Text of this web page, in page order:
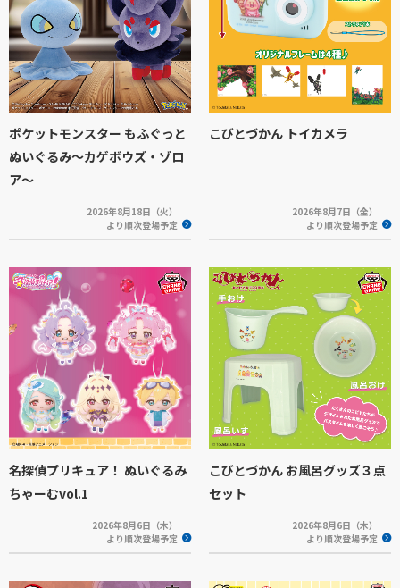
ポケットモンスター もふぐっと
ぬいぐるみ～カゲボウズ・ゾロ
ア～
2026年8月18日（火）
より順次登場予定
こびとづかん トイカメラ
2026年8月7日（金）
より順次登場予定
名探偵プリキュア！ ぬいぐるみ
ちゃーむvol.1
2026年8月6日（木）
より順次登場予定
こびとづかん お風呂グッズ３点
セット
2026年8月6日（木）
より順次登場予定